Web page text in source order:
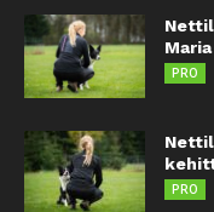
PRO
PRO